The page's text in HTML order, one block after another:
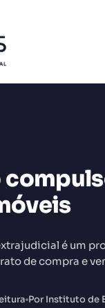
é um
de compra e
Por Instituto de
PARA ESTE
Contratos